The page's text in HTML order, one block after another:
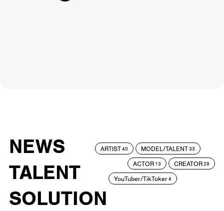
NEWS
TALENT
SOLUTION
ARTIST40 MODEL/TALENT33
ACTOR 13 CREATOR29
YouTuber/TikToker4